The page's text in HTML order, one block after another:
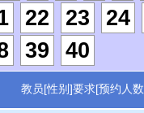
22 23
24
39 40
教员[性别]要求[预约人